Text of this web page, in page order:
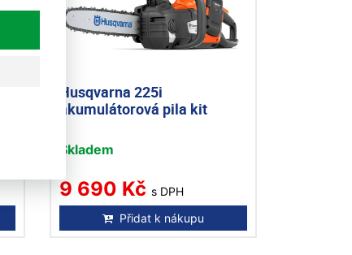
Husqvarna 225i
akumulátorová pila kit
Skladem
9 690 Kč s DPH
Přidat k nákupu